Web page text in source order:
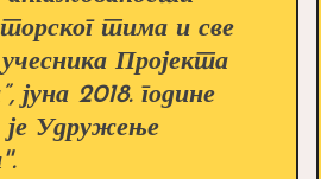
тима и све
учесника Пројекта
јуна 2018. године
Удружење